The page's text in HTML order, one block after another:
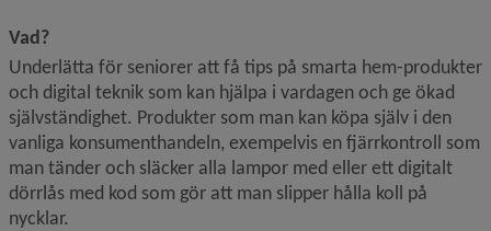
Vad?
Underlätta för seniorer att få tips på smarta hem-produkter
och digital teknik som kan hjälpa i vardagen och ge ökad
självständighet. Produkter som man kan köpa själv i den
vanliga konsumenthandeln, exempelvis en fjärrkontroll som
man tänder och släcker alla lampor med eller ett digitalt
dörrlås med kod som gör att man slipper hålla koll på
nycklar.